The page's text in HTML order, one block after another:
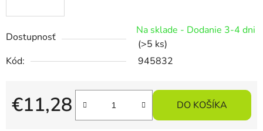
Dostupnosť
Na sklade - Dodanie 3-4 dni
(>5 ks)
Kód:
945832
€11,28
Jednotková cena:
DO KOŠÍKA